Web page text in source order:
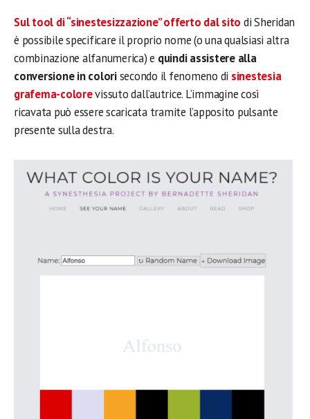
Sul tool di “sinestesizzazione” offerto dal sito di Sheridan
è possibile specificare il proprio nome (o una qualsiasi altra
combinazione alfanumerica) e quindi assistere alla
conversione in colorisecondo il fenomeno di sinestesia
grafema-colorevissuto dall’autrice. L’immagine così
ricavata può essere scaricata tramite l’apposito pulsante
presente sulla destra.